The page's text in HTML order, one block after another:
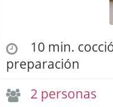
10 min.
preparación
2 personas